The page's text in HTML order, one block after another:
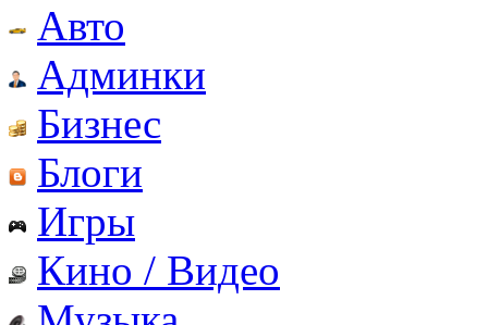
Авто
Админки
Бизнес
Блоги
Игры
Кино / Видео